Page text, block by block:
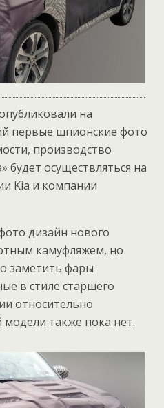
на
первые шпионские фото
производство
будет осуществляться на
Kia и компании
дизайн нового
камуфляжем, но
заметить фары
в стиле старшего
относительно
также пока нет.